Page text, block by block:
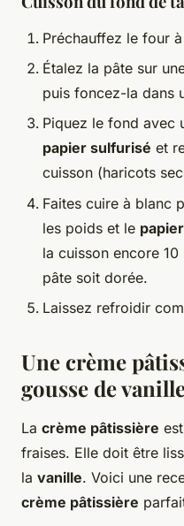
Préchauffez le four à
Étalez la pâte sur
puis foncez-la dans
Piquez le fond avec
papier sulfurisé et
cuisson (haricots
Faites cuire à blanc
les poids et le
la cuisson encore 10
pâte soit dorée.
Laissez refroidir
Une crème
gousse de
La crème pâtissière
fraises. Elle doit être
la vanille. Voici une
crème pâtissière